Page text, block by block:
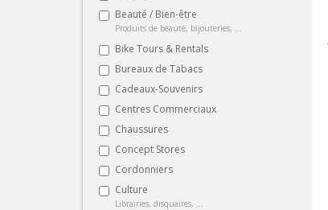
Beauté / Bien-être
Produits de beauté, bijouteries, ...
Bike Tours & Rentals
Bureaux de Tabacs
Cadeaux-Souvenirs
Centres Commerciaux
Chaussures
Concept Stores
Cordonniers
Culture
Librairies, disquaires, ...